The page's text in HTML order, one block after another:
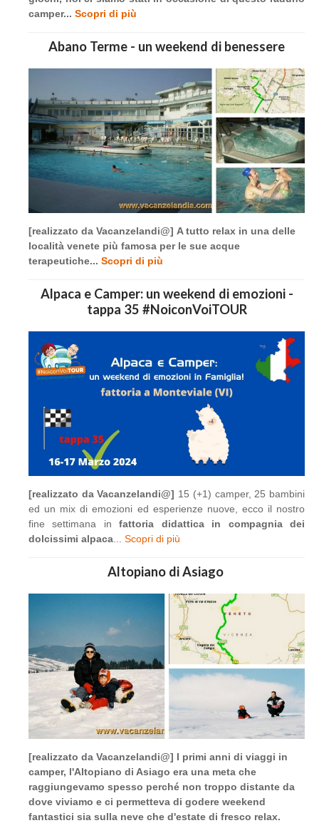
camper... Scopri di più
Abano Terme - un weekend di benessere
[realizzato da Vacanzelandi@] A tutto relax in una delle
località venete più famosa per le sue acque
terapeutiche... Scopri di più
Alpaca e Camper: un weekend di emozioni -
tappa 35 #NoiconVoiTOUR
[realizzato da Vacanzelandi@] 15 (+1) camper, 25 bambini
ed un mix di emozioni ed esperienze nuove, ecco il nostro
fine settimana in fattoria didattica in compagnia dei
dolcissimi alpaca... Scopri di più
Altopiano di Asiago
[realizzato da Vacanzelandi@] I primi anni di viaggi in
camper, l'Altopiano di Asiago era una meta che
raggiungevamo spesso perché non troppo distante da
dove viviamo e ci permetteva di godere weekend
fantastici sia sulla neve che d'estate di fresco relax.